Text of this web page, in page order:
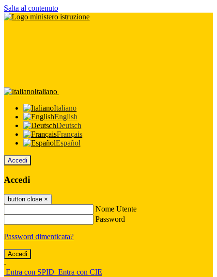
Salta al contenuto
Italiano
Italiano
English
Deutsch
Français
Español
Accedi
Accedi
button close ×
Nome Utente
Password
Password dimenticata?
-
Entra con SPID Entra con CIE